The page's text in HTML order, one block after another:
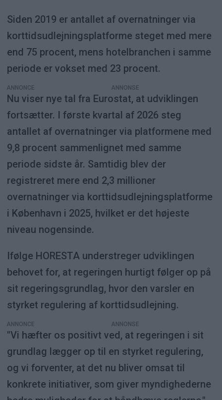
Siden 2019 er antallet af overnatninger via
korttidsudlejningsplatforme steget med mere
end 75 procent, mens hotelbranchen i samme
periode er vokset med 23 procent.
ANNONCE
Nu viser nye tal fra Eurostat, at udviklingen
fortsætter. I første kvartal af 2026 steg
antallet af overnatninger via platformene med
9,8 procent sammenlignet med samme
periode sidste år. Samtidig blev der
registreret mere end 2,3 millioner
overnatninger via korttidsudlejningsplatforme
i København i 2025, hvilket er det højeste
niveau nogensinde.
Ifølge HORESTA understreger udviklingen
behovet for, at regeringen hurtigt følger op på
sit regeringsgrundlag, hvor den varsler en
styrket regulering af korttidsudlejning.
ANNONCE
"Vi hæfter os positivt ved, at regeringen i sit
grundlag lægger op til en styrket regulering,
og vi forventer, at det nu bliver omsat til
konkrete initiativer, som giver myndighederne